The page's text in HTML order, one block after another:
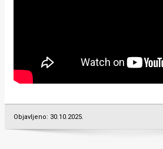
Objavljeno: 30.10.2025.